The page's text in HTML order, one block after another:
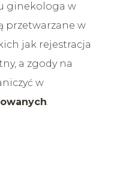
ginekologa w
przetwarzane w
jak rejestracja
a zgody na
w
.